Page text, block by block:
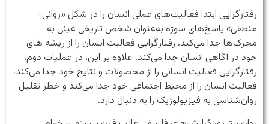
رفتارگرایی ابتدا فعالیت‌های عملی انسان را در شکل «روانی-
منطقی» پاسخ‌های سوژه به‌عنوان شخص تاریخی عینی به
محرک‌ها جدا می‌کند. رفتارگرایی فعالیت انسان را از ریشه های
خود در آگاهی انسان جدا می‌کند. علاوه بر این، در عملیات دوم،
رفتارگرایی فعالیت انسانی را از محصولات و نتایج خود جدا می‌کند،
فعالیت انسان را از محیط اجتماعی خود جدا می‌کند و خطر تقلیل
روان‌شناسی به فیزیولوژیک را به دنبال دارد.